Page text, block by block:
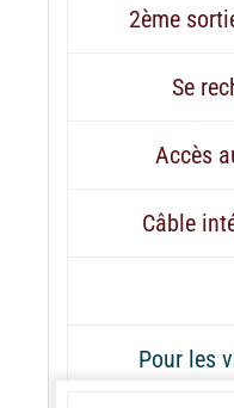
2ème
Se
Accès
Câble
Pour les